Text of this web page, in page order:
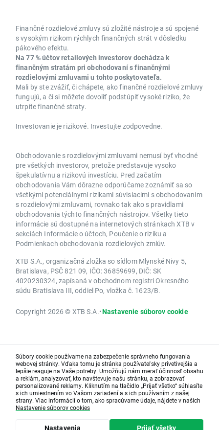
Finančné rozdielové zmluvy sú zložité nástroje a sú spojené
s vysokým rizikom rýchlych finančných strát v dôsledku
pákového efektu.
Na 77 % účtov retailových investorov dochádza k
finančným stratám pri obchodovaní s finančnými
rozdielovými zmluvami u tohto poskytovateľa.
Mali by ste zvážiť, či chápete, ako finančné rozdielové zmluvy
fungujú, a či si môžete dovoliť podstúpiť vysoké riziko, že
utrpíte finančné straty.
Investovanie je rizikové. Investujte zodpovedne.
Obchodovanie s rozdielovými zmluvami nemusí byť vhodné
pre všetkých investorov, pretože predstavuje vysoko
špekulatívnu a rizikovú investíciu. Pred začatím
obchodovania Vám dôrazne odporúčame zoznámiť sa so
všetkými potenciálnymi rizikami súvisiacimi s obchodovaním
s rozdielovými zmluvami, rovnako tak ako s pravidlami
obchodovania týchto finančných nástrojov. Všetky tieto
informácie sú dostupné na internetových stránkach XTB v
sekciách Informácie o účtoch, Poučenie o riziku a
Podmienkach obchodovania rozdielových zmlúv.
XTB S.A., organizačná zložka so sídlom Mlynské Nivy 5,
Bratislava, PSČ 821 09, IČO: 36859699, DIČ: SK
4020230324, zapísaná v obchodnom registri Okresného
súdu Bratislava III, oddiel Po, vložka č. 1623/B.
Copyright 2026 © XTB S.A.•Nastavenie súborov cookie
Súbory cookie používame na zabezpečenie správneho fungovania
webovej stránky. Vďaka tomu je stránka používateľsky prívetivejšia a
lepšie reaguje na Vaše potreby. Umožňujú nám merať účinnosť obsahu
a reklám, analyzovať, kto navštevuje našu stránku, a zobrazovať
personalizované reklamy. Kliknutím na tlačidlo „Prijať všetko“ súhlasíte
s ich umiestnením vo Vašom zariadení a s ich používaním z našej
strany. Viac informácií o tom, ako spracúvame údaje, nájdete v našich
Nastavenie súborov cookies
Nastavenia Prijať všetky